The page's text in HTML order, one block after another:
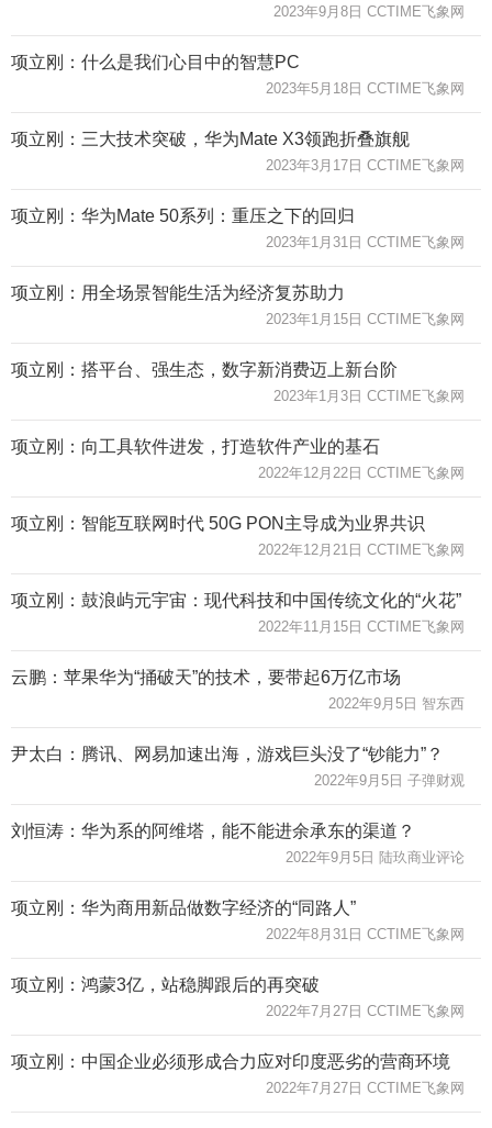
2023年9月8日 CCTIME飞象网
项立刚：什么是我们心目中的智慧PC
2023年5月18日 CCTIME飞象网
项立刚：三大技术突破，华为Mate X3领跑折叠旗舰
2023年3月17日 CCTIME飞象网
项立刚：华为Mate 50系列：重压之下的回归
2023年1月31日 CCTIME飞象网
项立刚：用全场景智能生活为经济复苏助力
2023年1月15日 CCTIME飞象网
项立刚：搭平台、强生态，数字新消费迈上新台阶
2023年1月3日 CCTIME飞象网
项立刚：向工具软件进发，打造软件产业的基石
2022年12月22日 CCTIME飞象网
项立刚：智能互联网时代 50G PON主导成为业界共识
2022年12月21日 CCTIME飞象网
项立刚：鼓浪屿元宇宙：现代科技和中国传统文化的“火花”
2022年11月15日 CCTIME飞象网
云鹏：苹果华为“捅破天”的技术，要带起6万亿市场
2022年9月5日 智东西
尹太白：腾讯、网易加速出海，游戏巨头没了“钞能力”？
2022年9月5日 子弹财观
刘恒涛：华为系的阿维塔，能不能进余承东的渠道？
2022年9月5日 陆玖商业评论
项立刚：华为商用新品做数字经济的“同路人”
2022年8月31日 CCTIME飞象网
项立刚：鸿蒙3亿，站稳脚跟后的再突破​
2022年7月27日 CCTIME飞象网
项立刚：中国企业必须形成合力应对印度恶劣的营商环境
2022年7月27日 CCTIME飞象网